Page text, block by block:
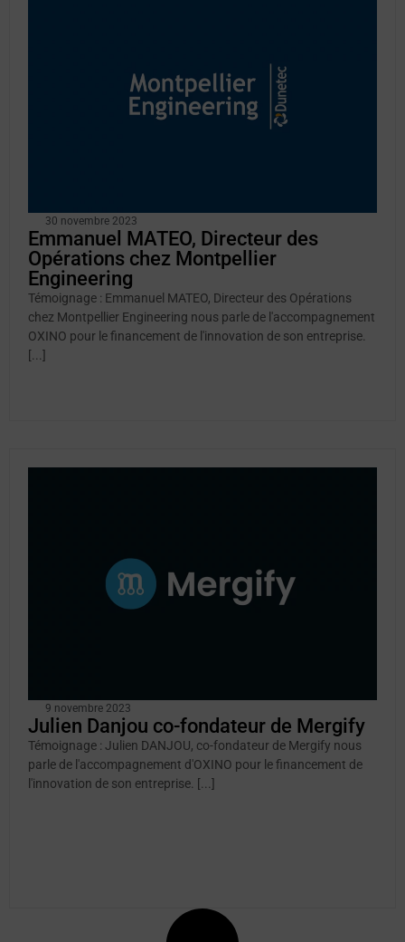
30 novembre 2023
Emmanuel MATEO, Directeur des
Opérations chez Montpellier
Engineering
Témoignage : Emmanuel MATEO, Directeur des Opérations
chez Montpellier Engineering nous parle de l'accompagnement
OXINO pour le financement de l'innovation de son entreprise.
[...]
9 novembre 2023
Julien Danjou co-fondateur de Mergify
Témoignage : Julien DANJOU, co-fondateur de Mergify nous
parle de l'accompagnement d'OXINO pour le financement de
l'innovation de son entreprise. [...]